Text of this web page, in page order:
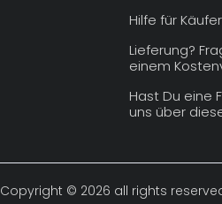
Hilfe für
Lieferung?
einem
Hast Du eine
uns über
Copyright © 2026 all rights